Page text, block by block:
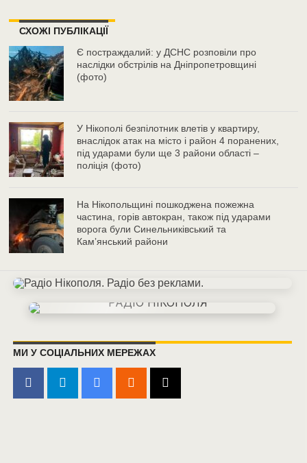
СХОЖІ ПУБЛІКАЦІЇ
Є постраждалий: у ДСНС розповіли про
наслідки обстрілів на Дніпропетровщині
(фото)
У Нікополі безпілотник влетів у квартиру,
внаслідок атак на місто і район 4 поранених,
під ударами були ще 3 райони області –
поліція (фото)
На Нікопольщині пошкоджена пожежна
частина, горів автокран, також під ударами
ворога були Синельниківський та
Камʼянський райони
МИ У СОЦІАЛЬНИХ МЕРЕЖАХ